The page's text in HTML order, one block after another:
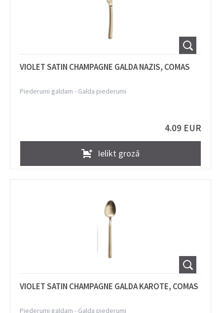
VIOLET SATIN CHAMPAGNE GALDA NAZIS, COMAS
Piederumi galdam - Galda piederumi
4.09 EUR
Ielikt grozā
VIOLET SATIN CHAMPAGNE GALDA KAROTE, COMAS
Piederumi galdam - Galda piederumi